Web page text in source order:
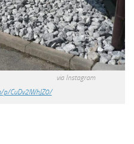
詰め via Instagram
CuDv2lWhJZ0/